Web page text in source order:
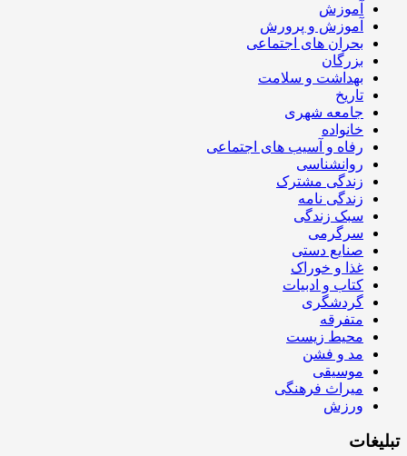
آموزش
آموزش و پرورش
بحران های اجتماعی
بزرگان
بهداشت و سلامت
تاریخ
جامعه شهری
خانواده
رفاه و آسیب های اجتماعی
روانشناسی
زندگی مشترک
زندگی نامه
سبک زندگی
سرگرمی
صنایع دستی
غذا و خوراک
کتاب و ادبیات
گردشگری
متفرقه
محیط زیست
مد و فشن
موسیقی
میراث فرهنگی
ورزش
تبلیغات